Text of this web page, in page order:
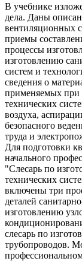
В учебнике
дела. Даны
вентиляционных
приемы
процессы
изготовлению
систем и
сведения о
применяемых при
технических
воздуха,
безопасного
труда и
Для подготовки
начального
"Слесарь по
технических
включены три
деталей
изготовлению
слесарь по
трубопроводов.